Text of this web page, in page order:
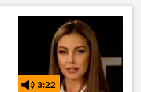
3:22